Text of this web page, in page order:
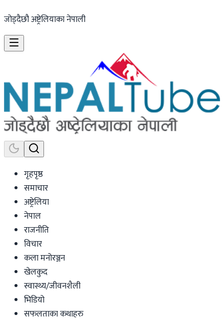
जोड्दैछौ अष्ट्रेलियाका नेपाली
गृहपृष्ठ
समाचार
अष्ट्रेलिया
नेपाल
राजनीति
विचार
कला मनोरञ्जन
खेलकुद
स्वास्थ्य/जीवनशैली
भिडियो
सफलताका कथाहरु